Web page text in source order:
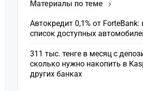
Материалы по теме
Автокредит 0,1% от
список доступных
311 тыс. тенге в месяц с
сколько нужно накопить в
других банках